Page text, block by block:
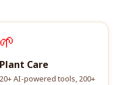
🌱
Plant Care
20+ AI-powered tools, 200+